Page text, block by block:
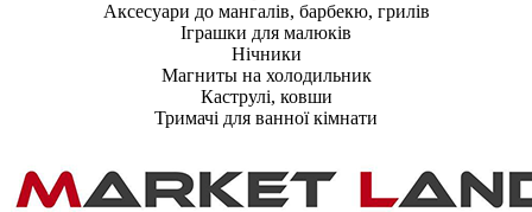
Аксесуари до мангалів, барбекю, грилів
Іграшки для малюків
Нічники
Магниты на холодильник
Каструлі, ковши
Тримачі для ванної кімнати